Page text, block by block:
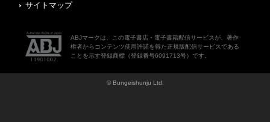
サイトマップ
ABJマークは、この電子書店・電子書籍配信サービスが、著作
権者からコンテンツ使用許諾を得た正規版配信サービスである
ことを示す登録商標（登録番号6091713号）です。
© Bungeishunju Ltd.